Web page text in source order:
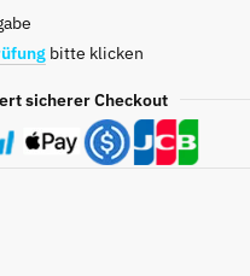
bitte klicken
sicherer Checkout